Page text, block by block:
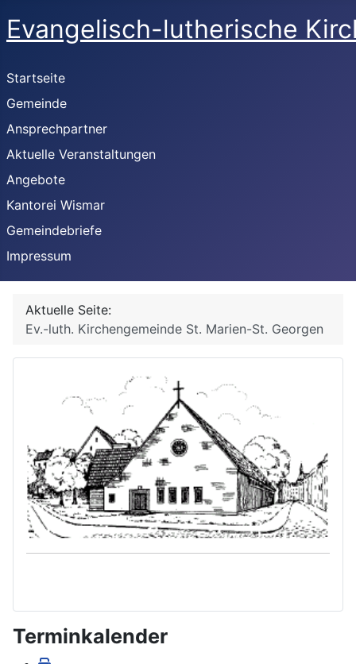
Evangelisch-lutherische
Startseite
Gemeinde
Ansprechpartner
Aktuelle Veranstaltungen
Angebote
Kantorei Wismar
Gemeindebriefe
Impressum
Aktuelle Seite:
Ev.-luth. Kirchengemeinde St. Marien-St. Georgen
Terminkalender